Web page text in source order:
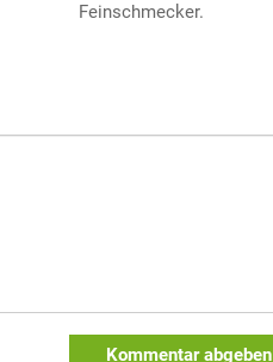
Feinschmecker.
Kommentar abgeben